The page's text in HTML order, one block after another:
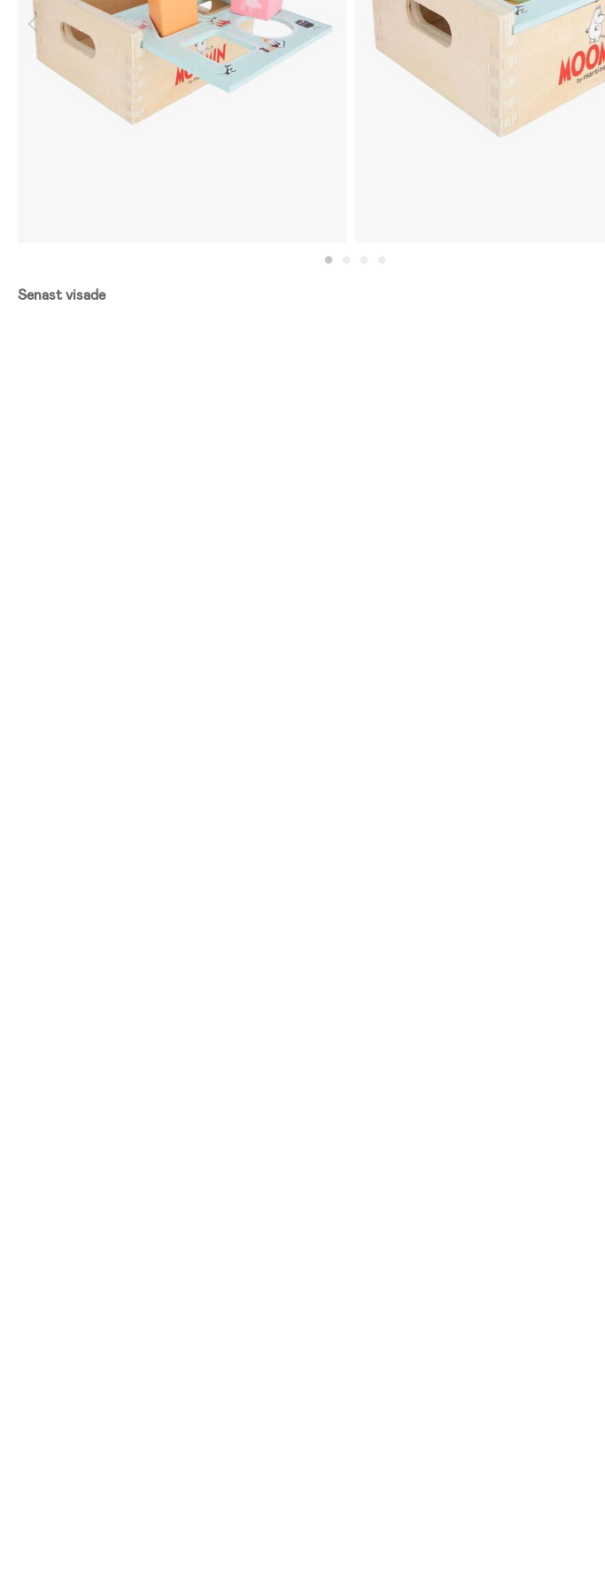
Senast visade